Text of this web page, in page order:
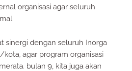
organisasi agar seluruh
sinergi dengan seluruh Inorga
agar program organisasi
bulan 9, kita juga akan